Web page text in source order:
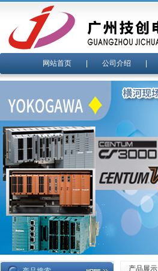
网站首页 公司介绍
产品展示